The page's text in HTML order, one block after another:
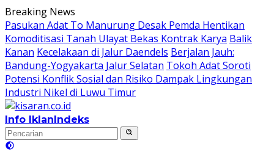
Langsung
ke
konten
Breaking News
Pasukan Adat To Manurung Desak Pemda Hentikan
Komoditisasi Tanah Ulayat Bekas Kontrak Karya Balik
Kanan Kecelakaan di Jalur Daendels Berjalan Jauh:
Bandung-Yogyakarta Jalur Selatan Tokoh Adat Soroti
Potensi Konflik Sosial dan Risiko Dampak Lingkungan
Industri Nikel di Luwu Timur
Info IklanIndeks